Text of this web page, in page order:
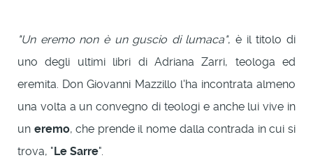
"Un eremo non è un guscio di lumaca", è il titolo di
uno degli ultimi libri di Adriana Zarri, teologa ed
eremita. Don Giovanni Mazzillo l'ha incontrata almeno
una volta a un convegno di teologi e anche lui vive in
un eremo, che prende il nome dalla contrada in cui si
trova, " Le Sarre".